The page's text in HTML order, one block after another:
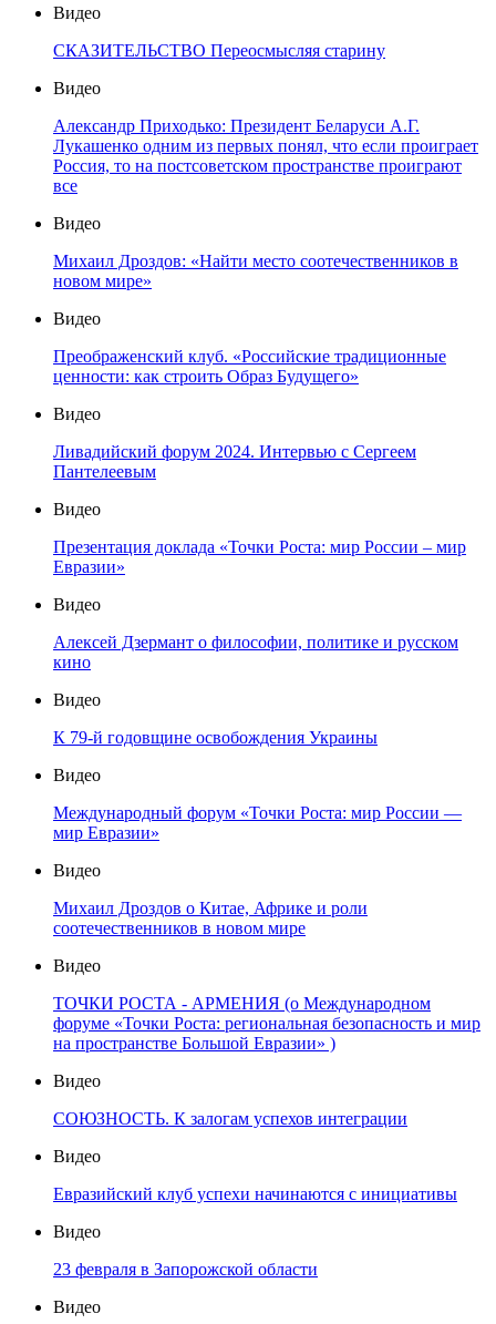
Видео
СКАЗИТЕЛЬСТВО Переосмысляя старину
Видео
Александр Приходько: Президент Беларуси А.Г.
Лукашенко одним из первых понял, что если проиграет
Россия, то на постсоветском пространстве проиграют
все
Видео
Михаил Дроздов: «Найти место соотечественников в
новом мире»
Видео
Преображенский клуб. «Российские традиционные
ценности: как строить Образ Будущего»
Видео
Ливадийский форум 2024. Интервью с Сергеем
Пантелеевым
Видео
Презентация доклада «Точки Роста: мир России – мир
Евразии»
Видео
Алексей Дзермант о философии, политике и русском
кино
Видео
К 79-й годовщине освобождения Украины
Видео
Международный форум «Точки Роста: мир России —
мир Евразии»
Видео
Михаил Дроздов о Китае, Африке и роли
соотечественников в новом мире
Видео
ТОЧКИ РОСТА - АРМЕНИЯ (о Международном
форуме «Точки Роста: региональная безопасность и мир
на пространстве Большой Евразии» )
Видео
СОЮЗНОСТЬ. К залогам успехов интеграции
Видео
Евразийский клуб успехи начинаются с инициативы
Видео
23 февраля в Запорожской области
Видео